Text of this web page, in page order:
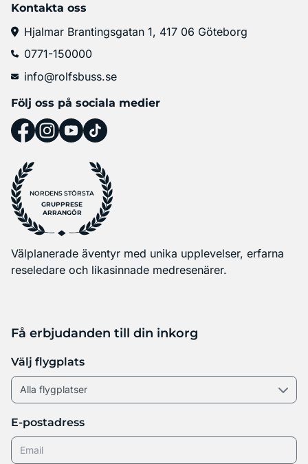
Kontakta oss
Hjalmar Brantingsgatan 1, 417 06 Göteborg
0771-150000
info@rolfsbuss.se
Följ oss på sociala medier
NORDENS STÖRSTA
GRUPPRESE
ARRANGÖR
Välplanerade äventyr med unika upplevelser, erfarna
reseledare och likasinnade medresenärer.
Få erbjudanden till din inkorg
Välj flygplats
E-postadress